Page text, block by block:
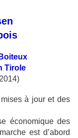
Tirole
à jour et des
économique des
est d’abord